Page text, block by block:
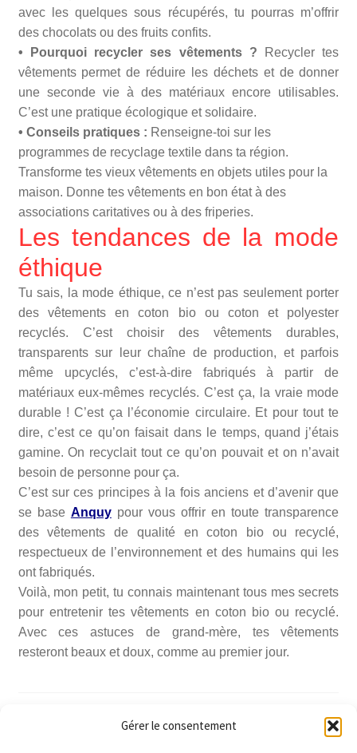
Gérer le consentement
avec les quelques sous récupérés, tu pourras m’offrir
des chocolats ou des fruits confits.
• Pourquoi recycler ses vêtements ?
Recycler tes
vêtements permet de réduire les déchets et de donner
une seconde vie à des matériaux encore utilisables.
C’est une pratique écologique et solidaire.
• Conseils pratiques : Renseigne-toi sur les
programmes de recyclage textile dans ta région.
Transforme tes vieux vêtements en objets utiles pour la
maison. Donne tes vêtements en bon état à des
associations caritatives ou à des friperies.
Les tendances de la mode
éthique
Tu sais, la mode éthique, ce n’est pas seulement porter
des vêtements en coton bio ou coton et polyester
recyclés. C’est choisir des vêtements durables,
transparents sur leur chaîne de production, et parfois
même upcyclés, c’est-à-dire fabriqués à partir de
matériaux eux-mêmes recyclés. C’est ça, la vraie mode
durable ! C’est ça l’économie circulaire. Et pour tout te
dire, c’est ce qu’on faisait dans le temps, quand j’étais
gamine. On recyclait tout ce qu’on pouvait et on n’avait
besoin de personne pour ça.
C’est sur ces principes à la fois anciens et d’avenir que
se base Anquypour vous offrir en toute transparence
des vêtements de qualité en coton bio ou recyclé,
respectueux de l’environnement et des humains qui les
ont fabriqués.
Voilà, mon petit, tu connais maintenant tous mes secrets
pour entretenir tes vêtements en coton bio ou recyclé.
Avec ces astuces de grand-mère, tes vêtements
resteront beaux et doux, comme au premier jour.
coton bio,coton recyclé,entretien vêtement